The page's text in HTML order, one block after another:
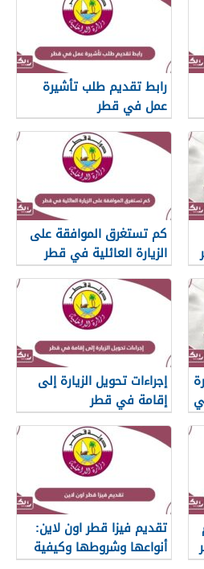
رابط تقديم طلب تأشيرة
عمل في قطر
كم تستغرق الموافقة على
الزيارة العائلية في قطر
إجراءات تحويل الزيارة إلى
إقامة في قطر
تقديم فيزا قطر اون لاين:
أنواعها وشروطها وكيفية